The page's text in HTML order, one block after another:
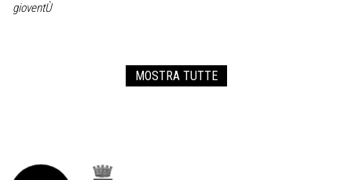
gioventÙ
MOSTRA TUTTE